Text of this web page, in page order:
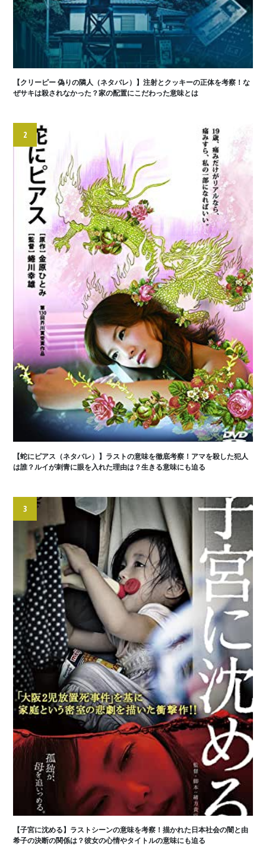
【クリーピー 偽りの隣人（ネタバレ）】注射とクッキーの正体を考察！な
ぜサキは殺されなかった？家の配置にこだわった意味とは
2
【蛇にピアス（ネタバレ）】ラストの意味を徹底考察！アマを殺した犯人
は誰？ルイが刺青に眼を入れた理由は？生きる意味にも迫る
3
【子宮に沈める】ラストシーンの意味を考察！描かれた日本社会の闇と由
希子の決断の関係は？彼女の心情やタイトルの意味にも迫る